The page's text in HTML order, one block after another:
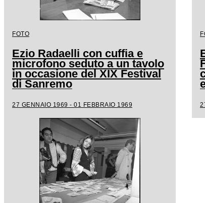
FOTO
Ezio Radaelli con cuffia e
microfono seduto a un tavolo
in occasione del XIX Festival
di Sanremo
27 GENNAIO 1969 - 01 FEBBRAIO 1969